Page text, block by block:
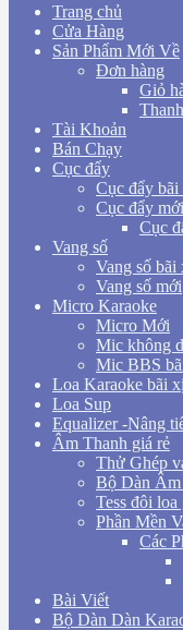
Trang chủ
Cửa Hàng
Sản Phẩm Mới Về
Đơn hàng
Giỏ
Tài Khoản
Bán Chạy
Cục đẩy
Cục đẩy bãi
Cục đẩy mới
Cục
Vang số
Vang số bãi
Vang số mới
Micro Karaoke
Micro Mới
Mic không
Mic BBS
Loa Karaoke bãi
Loa Sup
Equalizer -Nâng
Âm Thanh giá rẻ
Thử Ghép
Bộ Dàn
Tess đôi
Phần Mền
Các
Bài Viết
Bộ Dàn Dàn